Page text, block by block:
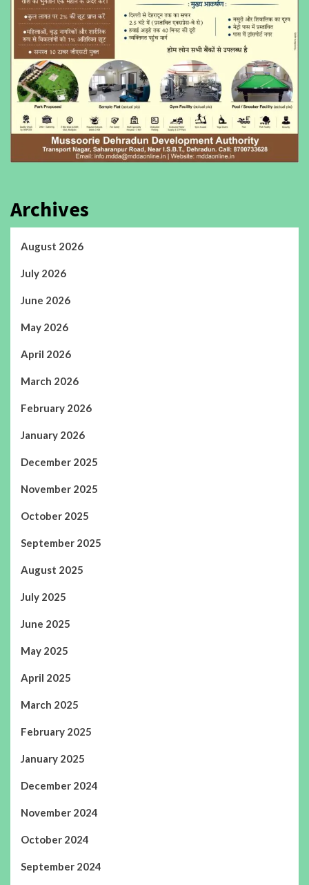
Archives
August 2026
July 2026
June 2026
May 2026
April 2026
March 2026
February 2026
January 2026
December 2025
November 2025
October 2025
September 2025
August 2025
July 2025
June 2025
May 2025
April 2025
March 2025
February 2025
January 2025
December 2024
November 2024
October 2024
September 2024